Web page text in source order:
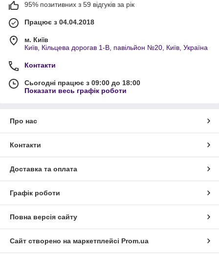
95% позитивних з 59 відгуків за рік
Працює з 04.04.2018
м. Київ
Київ, Кільцева дорогав 1-В, павільйон №20, Київ, Україна
Контакти
Сьогодні працює з 09:00 до 18:00
Показати весь графік роботи
Про нас
Контакти
Доставка та оплата
Графік роботи
Повна версія сайту
Сайт створено на маркетплейсі Prom.ua